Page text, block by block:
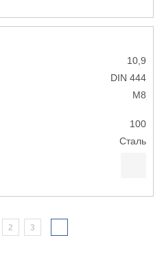
10,9
DIN 444
М8
100
Сталь
2 3